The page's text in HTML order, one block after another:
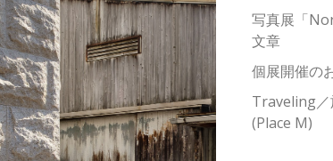
写真展「
文章
個展開催の
Traveling／
(Place M)